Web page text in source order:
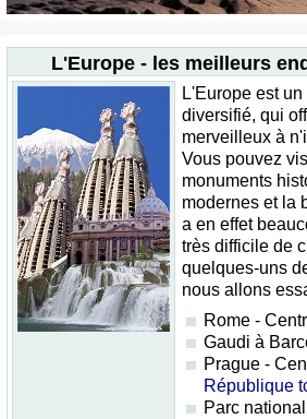
L'Europe - les meilleurs
L'Europe est
diversifié, qui
merveilleux à
Vous pouvez
monuments
modernes et la
a en effet
très difficile de
quelques-uns
nous allons
Rome -
Gaudi à
Prague -
République
Parc